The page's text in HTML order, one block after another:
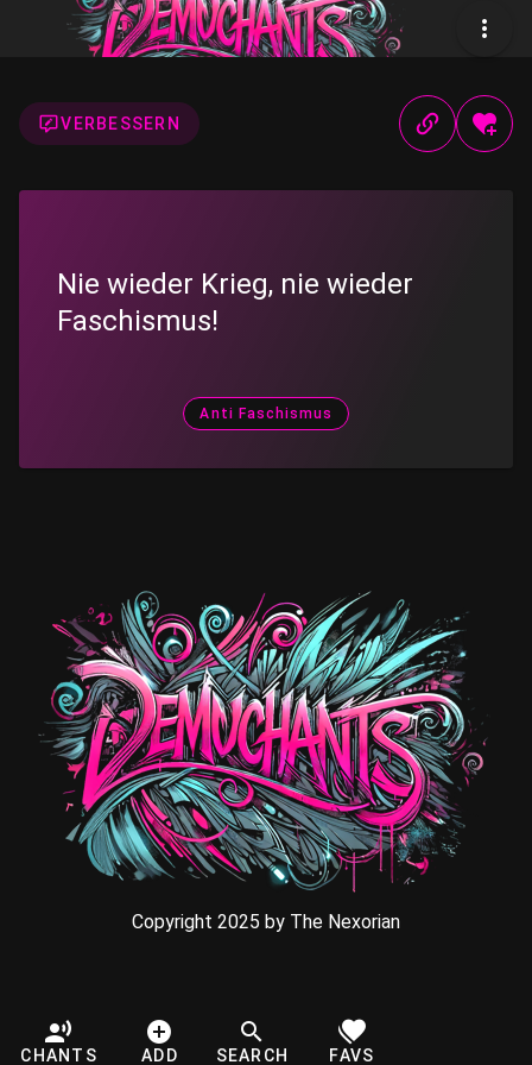
VERBESSERN
Nie wieder Krieg, nie wieder
Faschismus!
Anti Faschismus
Copyright 2025 by The Nexorian
CHANTS ADD SEARCH FAVS